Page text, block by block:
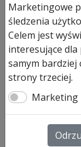
ze
śrubami
LineaMatic
H
Paczka ze
LineaMatic H
LineaMatic H
438790 cena
SKU: 439393
Marketingowe
śledzenia
Celem jest
interesujące
samym bardziej
strony trzeciej.
Marketing